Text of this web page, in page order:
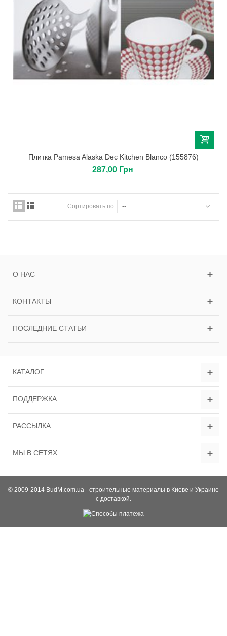
Плитка Pamesa Alaska Dec Kitchen Blanco (155876)
287,00 Грн
Сортировать по --
О НАС
КОНТАКТЫ
ПОСЛЕДНИЕ СТАТЬИ
КАТАЛОГ
ПОДДЕРЖКА
РАССЫЛКА
МЫ В СЕТЯХ
© 2009-2014 BudM.com.ua - строительные материалы в Киеве и Украине
с доставкой.